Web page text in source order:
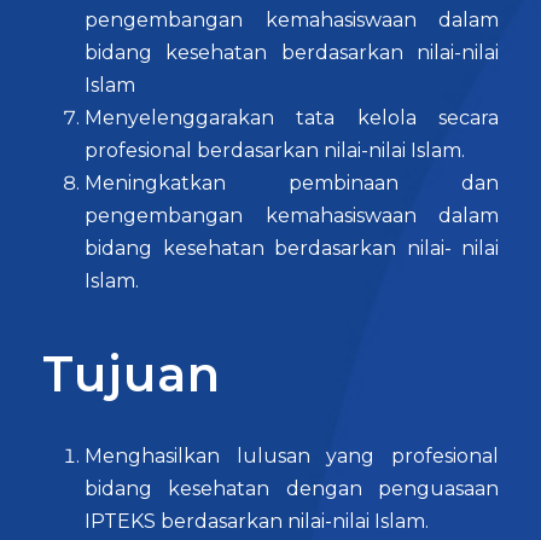
pengembangan kemahasiswaan dalam
bidang kesehatan berdasarkan nilai-nilai
Islam
Menyelenggarakan tata kelola secara
profesional berdasarkan nilai-nilai Islam.
Meningkatkan pembinaan dan
pengembangan kemahasiswaan dalam
bidang kesehatan berdasarkan nilai- nilai
Islam.
Tujuan
Menghasilkan lulusan yang profesional
bidang kesehatan dengan penguasaan
IPTEKS berdasarkan nilai-nilai Islam.